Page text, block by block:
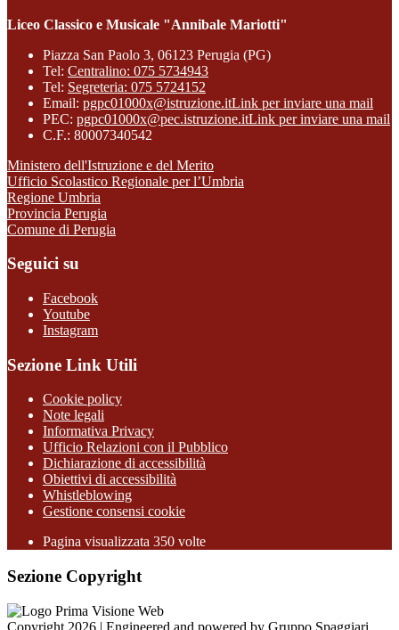
Liceo Classico e Musicale "Annibale Mariotti"
Piazza San Paolo 3, 06123 Perugia (PG)
Tel: Centralino: 075 5734943
Tel: Segreteria: 075 5724152
Email: pgpc01000x@istruzione.itLink per inviare una mail
PEC: pgpc01000x@pec.istruzione.itLink per inviare una mail
C.F.: 80007340542
Ministero dell'Istruzione e del Merito
Ufficio Scolastico Regionale per l’Umbria
Regione Umbria
Provincia Perugia
Comune di Perugia
Seguici su
Facebook
Youtube
Instagram
Sezione Link Utili
Cookie policy
Note legali
Informativa Privacy
Ufficio Relazioni con il Pubblico
Dichiarazione di accessibilità
Obiettivi di accessibilità
Whistleblowing
Gestione consensi cookie
Pagina visualizzata 350 volte
Sezione Copyright
Copyright 2026 | Engineered and powered by Gruppo Spaggiari